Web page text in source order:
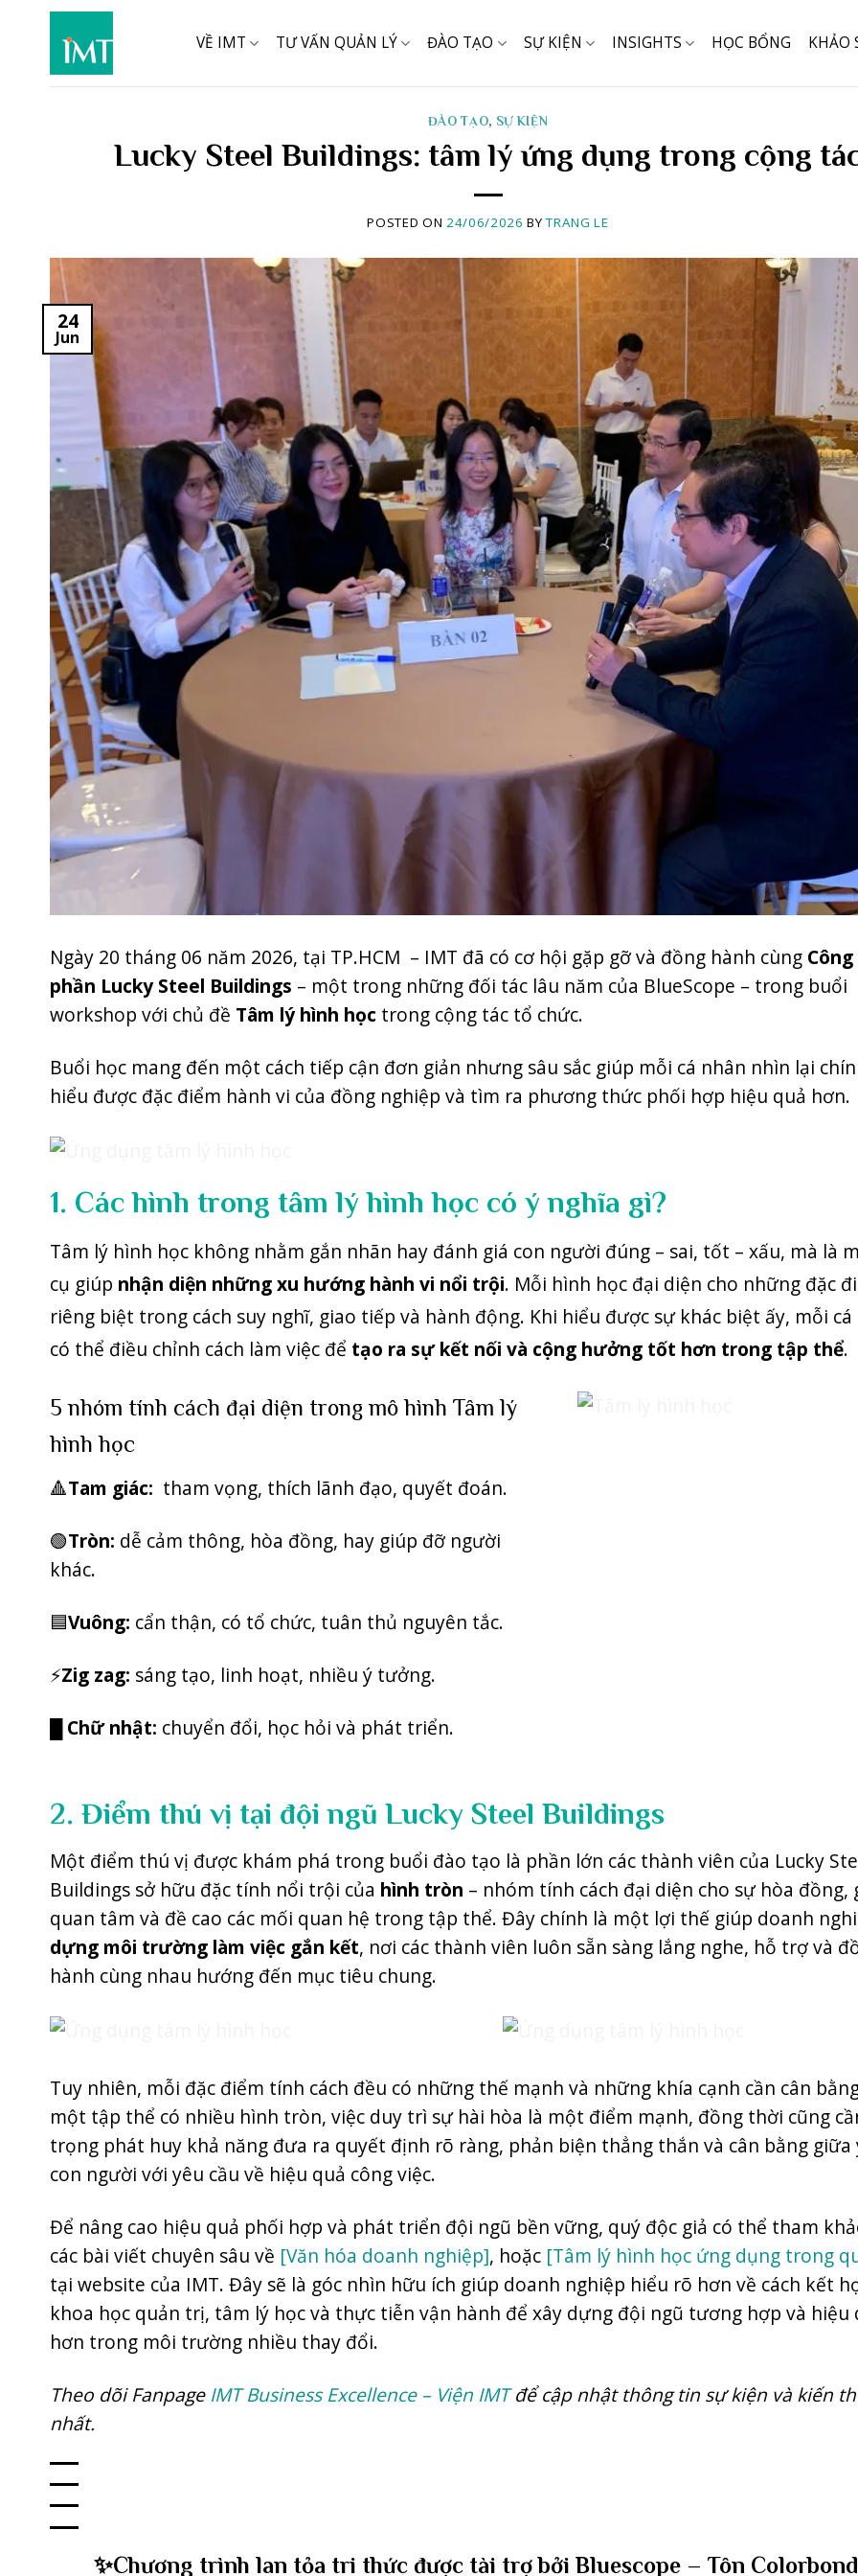
content
VỀ IMT TƯ VẤN QUẢN LÝ ĐÀO TẠO SỰ KIỆN INSIGHTS HỌC BỔNG KHẢO
ĐÀO TẠO, SỰ KIỆN
Lucky Steel Buildings: tâm lý ứng dụng trong cộng
POSTED ON 24/06/2026 BYTRANG LE
24
Jun
Ngày 20 tháng 06 năm 2026, tại TP.HCM – IMT đã có cơ hội gặp gỡ và đồng hành cùng
phần Lucky Steel Buildings – một trong những đối tác lâu năm của BlueScope – trong buổi
workshop với chủ đề Tâm lý hình học trong cộng tác tổ chức.
Buổi học mang đến một cách tiếp cận đơn giản nhưng sâu sắc giúp mỗi cá nhân nhìn lại
hiểu được đặc điểm hành vi của đồng nghiệp và tìm ra phương thức phối hợp hiệu quả hơn.
1. Các hình trong tâm lý hình học có ý nghĩa gì?
Tâm lý hình học không nhằm gắn nhãn hay đánh giá con người đúng – sai, tốt – xấu, mà là
cụ giúp nhận diện những xu hướng hành vi nổi trội. Mỗi hình học đại diện cho những đặc
riêng biệt trong cách suy nghĩ, giao tiếp và hành động. Khi hiểu được sự khác biệt ấy, mỗi cá
có thể điều chỉnh cách làm việc để tạo ra sự kết nối và cộng hưởng tốt hơn trong tập thể.
5 nhóm tính cách đại diện trong mô hình Tâm lý
hình học
🔺Tam giác: tham vọng, thích lãnh đạo, quyết đoán.
🟢Tròn: dễ cảm thông, hòa đồng, hay giúp đỡ người
khác.
🟦Vuông: cẩn thận, có tổ chức, tuân thủ nguyên tắc.
⚡️Zig zag: sáng tạo, linh hoạt, nhiều ý tưởng.
Chữ nhật: chuyển đổi, học hỏi và phát triển.
2. Điểm thú vị tại đội ngũ Lucky Steel Buildings
Một điểm thú vị được khám phá trong buổi đào tạo là phần lớn các thành viên của Lucky
Buildings sở hữu đặc tính nổi trội của hình tròn – nhóm tính cách đại diện cho sự hòa đồng,
quan tâm và đề cao các mối quan hệ trong tập thể. Đây chính là một lợi thế giúp doanh
dựng môi trường làm việc gắn kết, nơi các thành viên luôn sẵn sàng lắng nghe, hỗ trợ và
hành cùng nhau hướng đến mục tiêu chung.
Tuy nhiên, mỗi đặc điểm tính cách đều có những thế mạnh và những khía cạnh cần cân
một tập thể có nhiều hình tròn, việc duy trì sự hài hòa là một điểm mạnh, đồng thời cũng
trọng phát huy khả năng đưa ra quyết định rõ ràng, phản biện thẳng thắn và cân bằng giữa
con người với yêu cầu về hiệu quả công việc.
Để nâng cao hiệu quả phối hợp và phát triển đội ngũ bền vững, quý độc giả có thể tham
các bài viết chuyên sâu về [Văn hóa doanh nghiệp], hoặc [Tâm lý hình học ứng dụng trong
tại website của IMT. Đây sẽ là góc nhìn hữu ích giúp doanh nghiệp hiểu rõ hơn về cách kết
khoa học quản trị, tâm lý học và thực tiễn vận hành để xây dựng đội ngũ tương hợp và hiệu
hơn trong môi trường nhiều thay đổi.
Theo dõi Fanpage IMT Business Excellence – Viện IMTđể cập nhật thông tin sự kiện và kiến
nhất.
✨Chương trình lan tỏa tri thức được tài trợ bởi Bluescope – Tôn Colorbond